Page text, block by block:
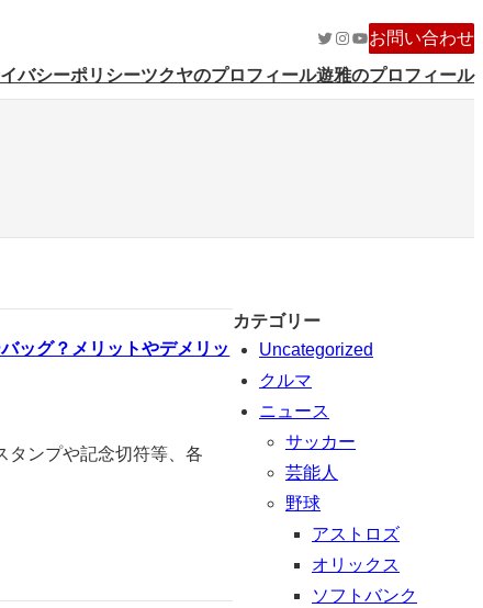
Twitter
Instagram
YouTube
お問い合わせ
バシーポリシーツクヤのプロフィール遊雅のプロフィール
ッグ？メリットやデメリッ
タンプや記念切符等、各
カテゴリー
Uncategorized
クルマ
ニュース
サッカー
芸能人
野球
アストロズ
オリックス
ソフトバンク